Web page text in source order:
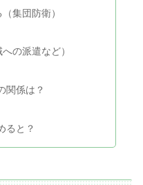
集団防衛）
の派遣など）
関係は？
ると？